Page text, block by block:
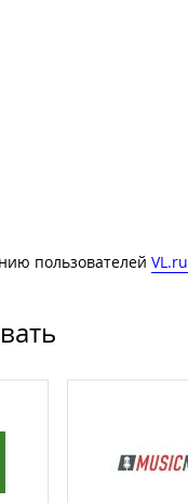
пользователей VL.ru